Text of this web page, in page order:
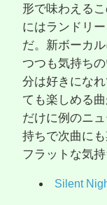
形で味わえる
にはランドリ
だ。新ボーカ
つつも気持ち
分は好きにな
ても楽しめる
だけに例のニ
持ちで次曲に
フラットな気
Silent